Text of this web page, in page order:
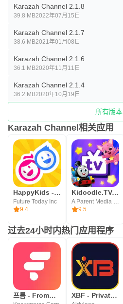
Karazah Channel 2.1.8
39.8 MB2022年07月15日
Karazah Channel 2.1.7
38.6 MB2021年01月08日
Karazah Channel 2.1.6
36.1 MB2020年11月11日
Karazah Channel 2.1.4
36.2 MB2020年10月19日
所有版本
Karazah Channel相关应用
HappyKids - Kid-Safe Videos
Future Today Inc
9.4
Kidoodle.TV: Movies, TV, Fun!
A Parent Media Co. Inc.
9.5
过去24小时内热门应用程序
프롬 - FrommyArti XBF - Private Proxy Browser